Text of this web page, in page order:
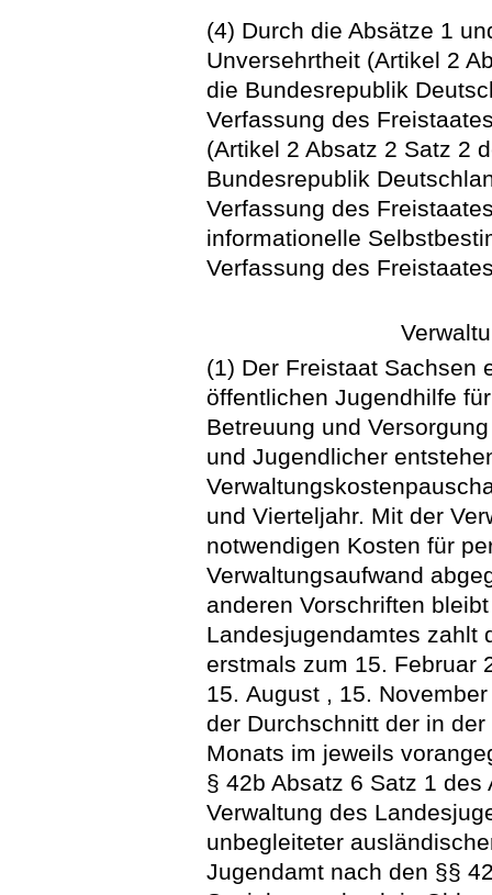
(4) Durch die Absätze 1
Unversehrtheit (Artikel 2
die Bundesrepublik
Verfassung des
(Artikel 2 Absatz 2 Satz 2
Bundesrepublik
Verfassung des
informationelle
Verfassung des
(1) Der Freistaat Sachsen
öffentlichen Jugendhilfe
Betreuung und
und Jugendlicher
und Vierteljahr. Mit der
notwendigen Kosten für
Verwaltungsaufwand
anderen Vorschriften
Landesjugendamtes zahlt
erstmals zum 15. Februar
15. August , 15.
der Durchschnitt der in
Monats im jeweils
§ 42b Absatz 6 Satz 1
Verwaltung des
unbegleiteter
Jugendamt nach den §§